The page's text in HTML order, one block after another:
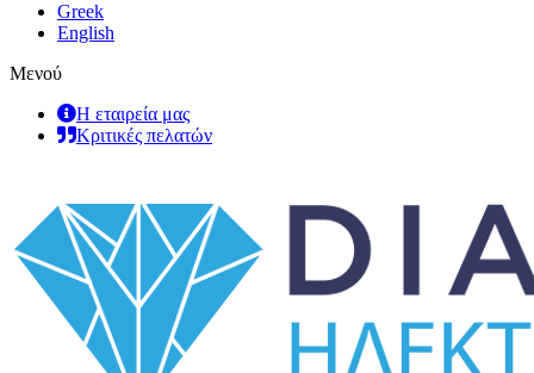
Greek
English
Μενού
Η εταιρεία μας
Κριτικές πελατών